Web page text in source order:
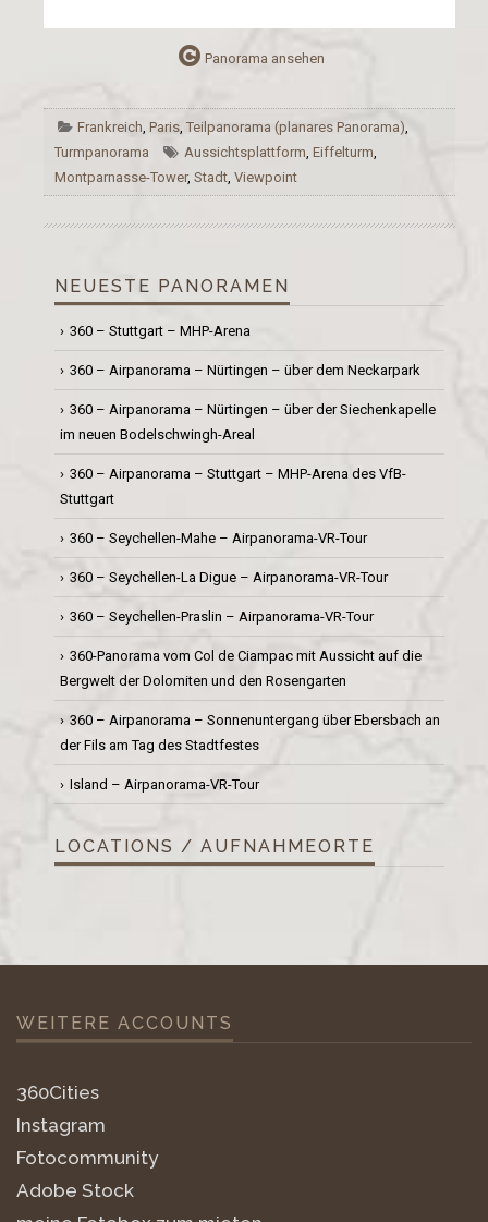
Panorama ansehen
Frankreich,Paris,Teilpanorama (planares Panorama),
Turmpanorama
Aussichtsplattform, Eiffelturm,
Montparnasse-Tower, Stadt, Viewpoint
NEUESTE PANORAMEN
360 – Stuttgart – MHP-Arena
360 – Airpanorama – Nürtingen – über dem Neckarpark
360 – Airpanorama – Nürtingen – über der Siechenkapelle
im neuen Bodelschwingh-Areal
360 – Airpanorama – Stuttgart – MHP-Arena des VfB-
Stuttgart
360 – Seychellen-Mahe – Airpanorama-VR-Tour
360 – Seychellen-La Digue – Airpanorama-VR-Tour
360 – Seychellen-Praslin – Airpanorama-VR-Tour
360-Panorama vom Col de Ciampac mit Aussicht auf die
Bergwelt der Dolomiten und den Rosengarten
360 – Airpanorama – Sonnenuntergang über Ebersbach an
der Fils am Tag des Stadtfestes
Island – Airpanorama-VR-Tour
LOCATIONS / AUFNAHMEORTE
WEITERE ACCOUNTS
360Cities
Instagram
Fotocommunity
Adobe Stock